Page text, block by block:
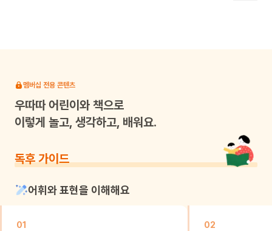
멤버십 전용 콘텐츠
우따따어린이와 책으로
이렇게 놀고, 생각하고, 배워요.
독후 가이드
어휘와 표현을 이해해요
01 02